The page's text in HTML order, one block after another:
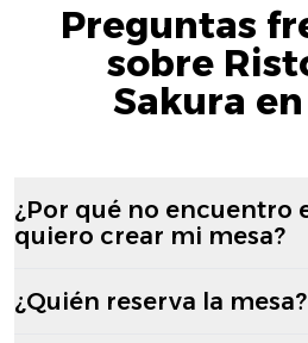
Preguntas
sobre
Sakura
¿Por qué no encuentro
quiero crear mi mesa?
¿Quién reserva la mesa?